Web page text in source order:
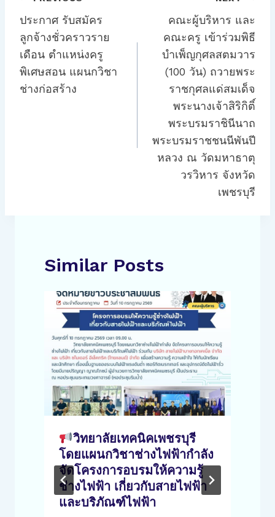
เรื่อง
ประกาศ รับสมัคร
ลูกจ้างชั่วคราวราย
เดือน ตำแหน่งครู
พิเศษสอน แผนกวิชา
ช่างก่อสร้าง
คณะผู้บริหาร และ
คณะครู เข้าร่วมพิธี
บำเพ็ญกุศลสตมวาร
(100 วัน) ถวายพระ
ราชกุศลแด่สมเด็จ
พระนางเจ้าสิริกิติ์
พระบรมราชินีนาถ
พระบรมราชชนนีพันปี
หลวง ณ วัดมหาธาตุ
วรวิหาร จังหวัด
เพชรบุรี
Similar Posts
วิทยาลัยเทคนิคเพชรบุรี
โดยแผนกวิชาช่างไฟฟ้ากำลัง
จัดโครงการอบรมให้ความรู้
ช่างไฟฟ้า เกี่ยวกับสายไฟฟ้า
และบริภัณฑ์ไฟฟ้า